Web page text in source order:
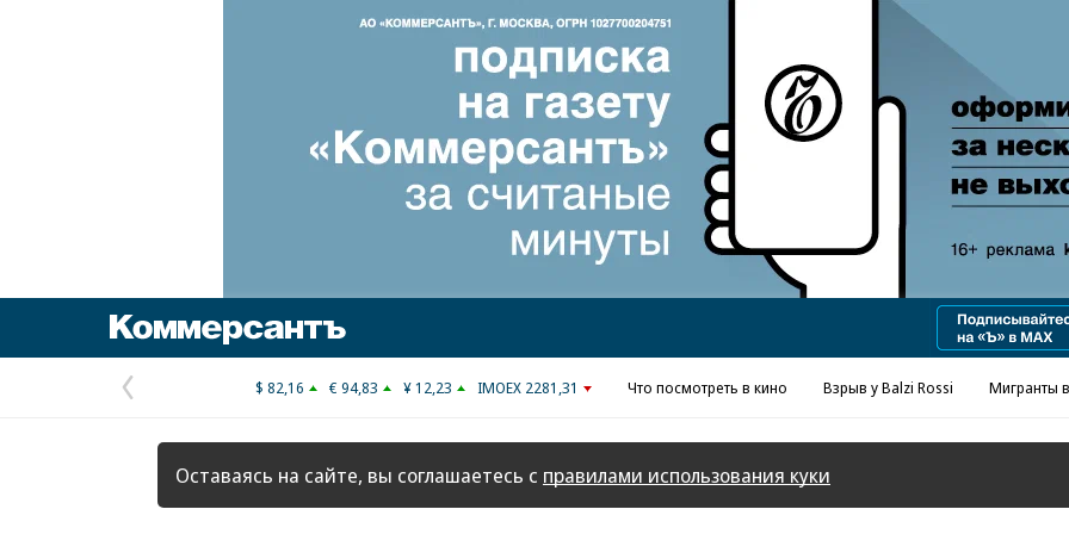
Предыдущая
страница
$ 82,16 € 94,83 ¥ 12,23 IMOEX 2281,31 Что посмотреть в кино Взрыв у Balzi Rossi Мигранты
Оставаясь на сайте, вы соглашаетесь с правилами использования куки